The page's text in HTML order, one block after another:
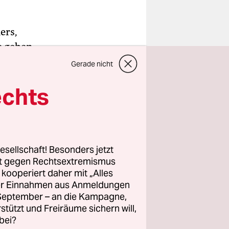
geben
der
wie man
19 Uhr,
bei
Gerade nicht
Besonders jetzt
gegen Rechtsextremismus
daher mit „Alles
Einnahmen aus Anmeldungen
– an die Kampagne,
und Freiräume sichern will,